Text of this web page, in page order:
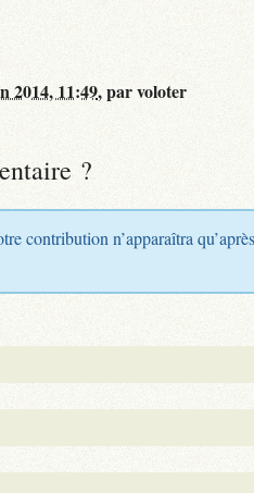
2014, 11:49,parvoloter
?
contribution n’apparaîtra